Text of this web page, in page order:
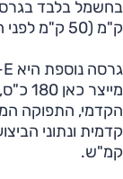
ק"מ (50 ק"מ לפני החידוש).
קמ"ש.